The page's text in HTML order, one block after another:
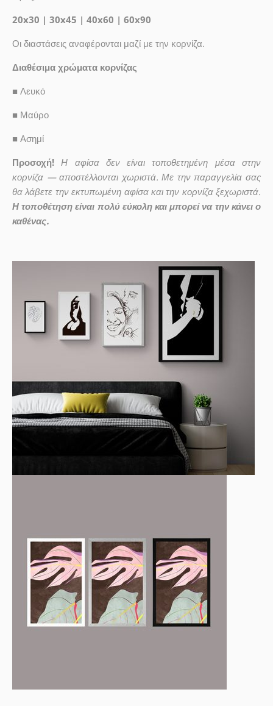
20x30 | 30x45 | 40x60 | 60x90
Οι διαστάσεις αναφέρονται μαζί με την κορνίζα.
Διαθέσιμα χρώματα κορνίζας
■ Λευκό
■ Μαύρο
■ Ασημί
Προσοχή! Η αφίσα δεν είναι τοποθετημένη μέσα στην
κορνίζα — αποστέλλονται χωριστά. Με την παραγγελία σας
θα λάβετε την εκτυπωμένη αφίσα και την κορνίζα ξεχωριστά.
Η τοποθέτηση είναι πολύ εύκολη και μπορεί να την κάνει ο
καθένας.